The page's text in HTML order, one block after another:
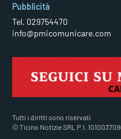
Pubblicità
Tel. 029754470
info@pmicomunicare.com
Tutti i diritti sono riservati
© Ticino Notizie SRL P.I.